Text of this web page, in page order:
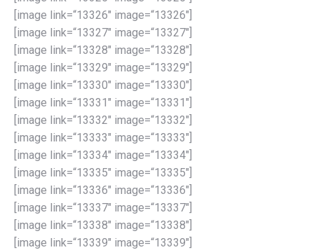
[image link=“13326″ image=“13326″]
[image link=“13327″ image=“13327″]
[image link=“13328″ image=“13328″]
[image link=“13329″ image=“13329″]
[image link=“13330″ image=“13330″]
[image link=“13331″ image=“13331″]
[image link=“13332″ image=“13332″]
[image link=“13333″ image=“13333″]
[image link=“13334″ image=“13334″]
[image link=“13335″ image=“13335″]
[image link=“13336″ image=“13336″]
[image link=“13337″ image=“13337″]
[image link=“13338″ image=“13338″]
[image link=“13339″ image=“13339″]